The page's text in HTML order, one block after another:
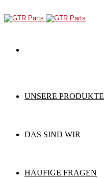
UNSERE PRODUKTE
DAS SIND WIR
HÄUFIGE FRAGEN